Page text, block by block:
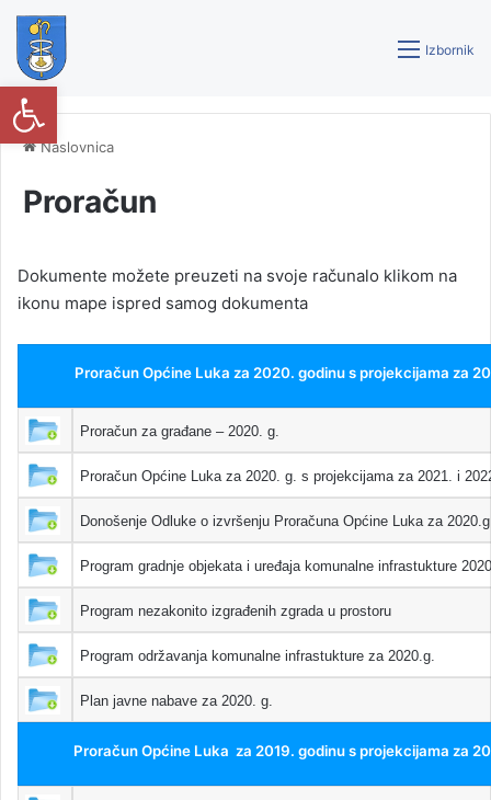
Izbornik
Naslovnica
Proračun
Dokumente možete preuzeti na svoje računalo klikom na
ikonu mape ispred samog dokumenta
Proračun Općine Luka za 2020. godinu s projekcijama za
Proračun za građane – 2020. g.
Proračun Općine Luka za 2020. g. s projekcijama za 2021. i
Donošenje Odluke o izvršenju Proračuna Općine Luka za
Program gradnje objekata i uređaja komunalne infrastukture
Program nezakonito izgrađenih zgrada u prostoru
Program održavanja komunalne infrastukture za 2020.g.
Plan javne nabave za 2020. g.
Proračun Općine Luka za 2019. godinu s projekcijama za
Open toolbar